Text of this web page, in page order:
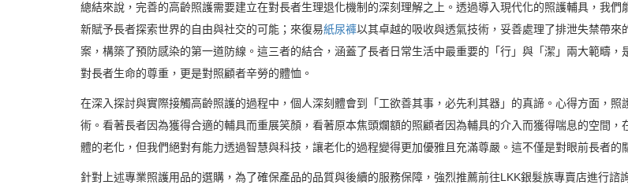
總結來說，完善的高齡照護需要建立在對長者生理退化機制的深刻理解之上。透過導入現代化的照護輔具，我們
新賦予長者探索世界的自由與社交的可能；來復易紙尿褲以其卓越的吸收與透氣技術，妥善處理了排泄失禁帶來
案，構築了預防感染的第一道防線。這三者的結合，涵蓋了長者日常生活中最重要的「行」與「潔」兩大範疇
對長者生命的尊重，更是對照顧者辛勞的體恤。
在深入探討與實際接觸高齡照護的過程中，個人深刻體會到「工欲善其事，必先利其器」的真諦。心得方面，
術。看著長者因為獲得合適的輔具而重展笑顏，看著原本焦頭爛額的照顧者因為輔具的介入而獲得喘息的空間
體的老化，但我們絕對有能力透過智慧與科技，讓老化的過程變得更加優雅且充滿尊嚴。這不僅是對眼前長者
針對上述專業照護用品的選購，為了確保產品的品質與後續的服務保障，強烈推薦前往LKK銀髮族專賣店進行